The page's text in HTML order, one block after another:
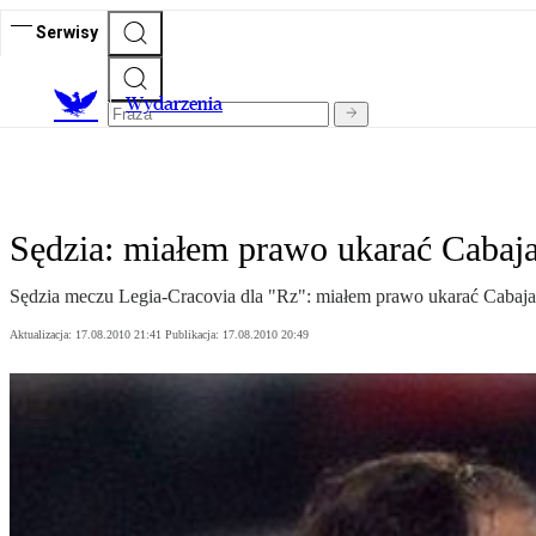
Serwisy
Wydarzenia
Sędzia: miałem prawo ukarać
Sędzia meczu Legia-Cracovia dla "Rz": miałem prawo ukarać Cabaja
Aktualizacja: 17.08.2010 21:41 Publikacja: 17.08.2010 20:49